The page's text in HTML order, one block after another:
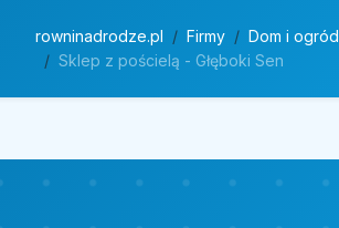
rowninadrodze.pl Firmy Dom i ogród
Sklep z pościelą - Głęboki Sen